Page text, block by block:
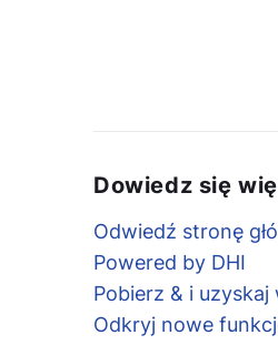
Dowiedz się
Odwiedź stronę
Powered by DHI
Pobierz & i uzyskaj
Odkryj nowe